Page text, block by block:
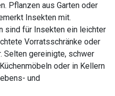
Pflanzen aus Garten oder
Insekten mit.
sind für Insekten ein leichter
Vorratsschränke oder
Selten gereinigte, schwer
oder in Kellern
und